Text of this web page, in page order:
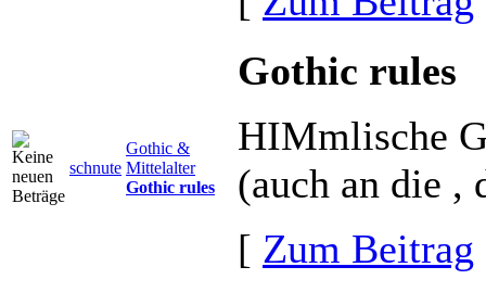
schnute
Gothic &
Mittelalter
Gothic rules
Gothic rules
HIMmlische
(auch an die
[ Zum Beitrag